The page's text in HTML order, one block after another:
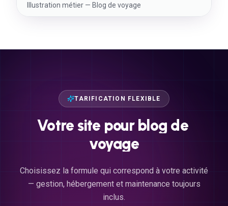
Illustration métier — Blog de voyage
TARIFICATION FLEXIBLE
Votre site pour blog de
voyage
Choisissez la formule qui correspond à votre activité
— gestion, hébergement et maintenance toujours
inclus.